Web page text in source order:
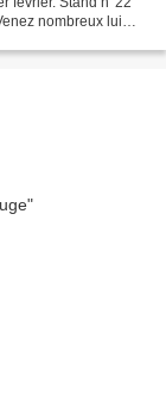
nombreux lui